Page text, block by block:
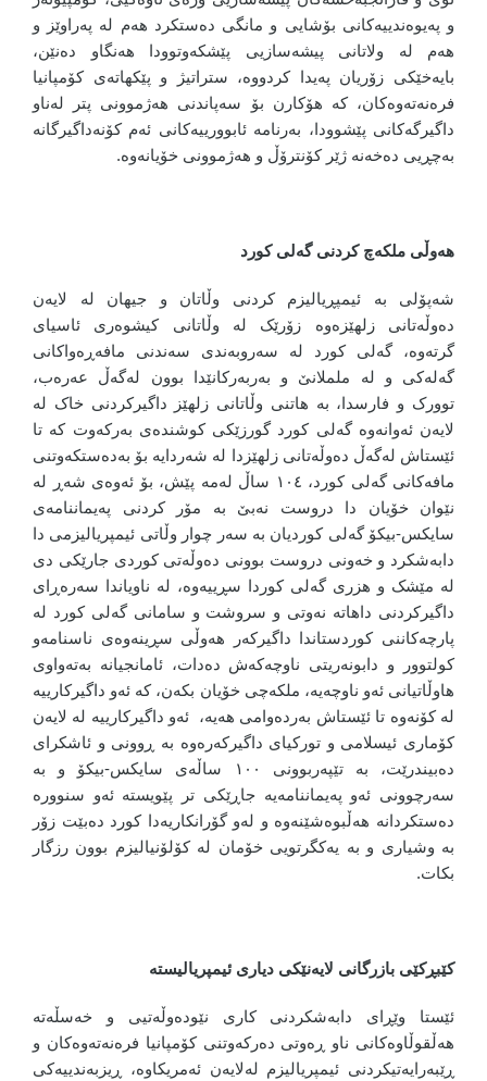
و پەیوەندییەکانی بۆشایی و مانگی دەستکرد هەم لە پەراوێز و
هەم لە ولاتانی پیشەسازیی پێشکەوتوودا هەنگاو دەنێن،
بایەخێکی زۆریان پەیدا کردووە، ستراتیژ و پێکهاتەی کۆمپانیا
فرەنەتەوەکان، کە هۆکارن بۆ سەپاندنی هەژموونی پتر لەناو
داگیرگەکانی پێشوودا، بەرنامە ئابوورییەکانی ئەم کۆنەداگیرگانە
بەچڕیی دەخەنە ژێر کۆنترۆڵ و هەژموونی خۆیانەوە.
هەوڵی ملکەچ کردنی گەلی کورد
شەپۆلی بە ئیمپڕیالیزم کردنی وڵاتان و جیهان لە لایەن
دەوڵەتانی زلهێزەوە زۆرێک لە وڵاتانی کیشوەری ئاسیای
گرتەوە، گەلی کورد لە سەروبەندی سەندنی مافەڕەواکانی
گەلەکی و لە ململانێ و بەربەرکانێدا بوون لەگەڵ عەرەب،
توورک و فارسدا، بە هاتنی وڵاتانی زلهێز داگیرکردنی خاک لە
لایەن ئەوانەوە گەلی کورد گورزێکی کوشندەی بەرکەوت کە تا
ئێستاش لەگەڵ دەوڵەتانی زلهێزدا لە شەردایە بۆ بەدەستکەوتنی
مافەکانی گەلی کورد، ١٠٤ ساڵ لەمە پێش، بۆ ئەوەی شەڕ لە
نێوان خۆیان دا دروست نەبێ بە مۆر کردنی پەیماننامەی
سایکس-بیکۆ گەلی کوردیان بە سەر چوار وڵاتی ئیمپریالیزمی دا
دابەشکرد و خەونی دروست بوونی دەوڵەتی کوردی جارێکی دی
لە مێشک و هزری گەلی کوردا سڕییەوە، لە ناویاندا سەرەڕای
داگیرکردنی داهاتە نەوتی و سروشت و سامانی گەلی کورد لە
پارچەکاننی کوردستاندا داگیرکەر هەوڵی سڕینەوەی ناسنامەو
کولتوور و دابونەریتی ناوچەکەش دەدات، ئامانجیانە بەتەواوی
هاوڵاتیانی ئەو ناوچەیە، ملکەچی خۆیان بکەن، کە ئەو داگیرکارییە
لە کۆنەوە تا ئێستاش بەردەوامی هەیە، ئەو داگیرکارییە لە لایەن
کۆماری ئیسلامی و تورکیای داگیرکەرەوە بە ڕوونی و ئاشکرای
دەبیندرێت، بە تێپەربوونی ١٠٠ ساڵەی سایکس-بیکۆ و بە
سەرچوونی ئەو پەیماننامەیە جاڕێکی تر پێویستە ئەو سنوورە
دەستکردانە ھەڵبوەشێنەوە و لەو گۆرانکاریەدا کورد دەبێت زۆر
بە وشیاری و بە یەکگرتویی خۆمان لە کۆلۆنیالیزم بوون رزگار
بکات.
کێبڕکێی بازرگانی لایەنێکی دیاری ئیمپریالیستە
ئێستا وێڕای دابەشکردنی کاری نێودەوڵەتیی و خەسڵەتە
هەڵقوڵاوەکانی ناو ڕەوتی دەرکەوتنی کۆمپانیا فرەنەتەوەکان و
ڕێبەرایەتیکردنی ئیمپریالیزم لەلایەن ئەمریکاوە، ڕیزبەندییەکی